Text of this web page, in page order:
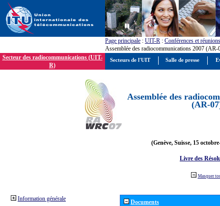
Page principale : UIT-R : Conférences et réunions
Assemblée des radiocommunications 2007 (AR-
Secteur des radiocommunications (UIT-
R)
Assemblée des
(AR-
(Genève, Suisse, 15
Livre des
Masquer
Information générale Documents
Secteurs de l'UIT Salle de presse